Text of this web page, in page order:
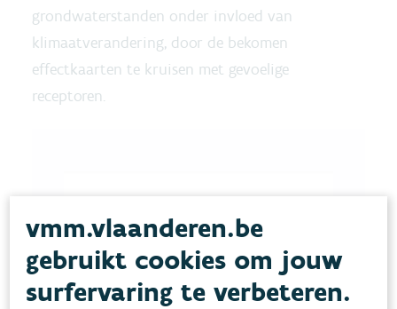
grondwaterstanden onder invloed van
klimaatverandering, door de bekomen
effectkaarten te kruisen met gevoelige
receptoren.
vmm.vlaanderen.be
gebruikt cookies om jouw
surfervaring te verbeteren.